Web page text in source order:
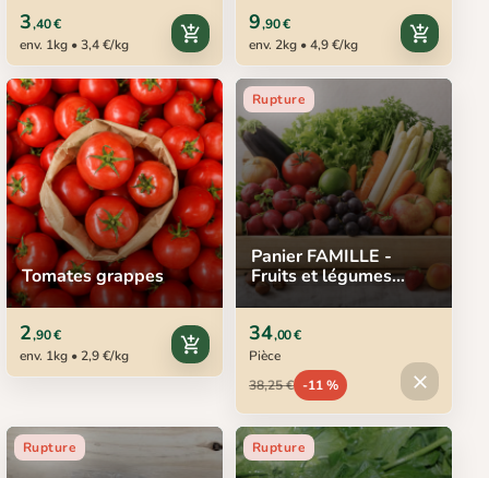
3,40 €
env. 1kg • 3,4 €/kg
add_shopping_cart 9,90 €
env. 2kg • 4,9 €/kg
add_shopping_cart
Tomates grappes
2,90 €
env. 1kg • 2,9 €/kg
add_shopping_cart
Rupture
Panier FAMILLE -
Fruits et légumes
locaux
34,00 €
Pièce
38,25 € -11 % close Produit
Rupture Rupture